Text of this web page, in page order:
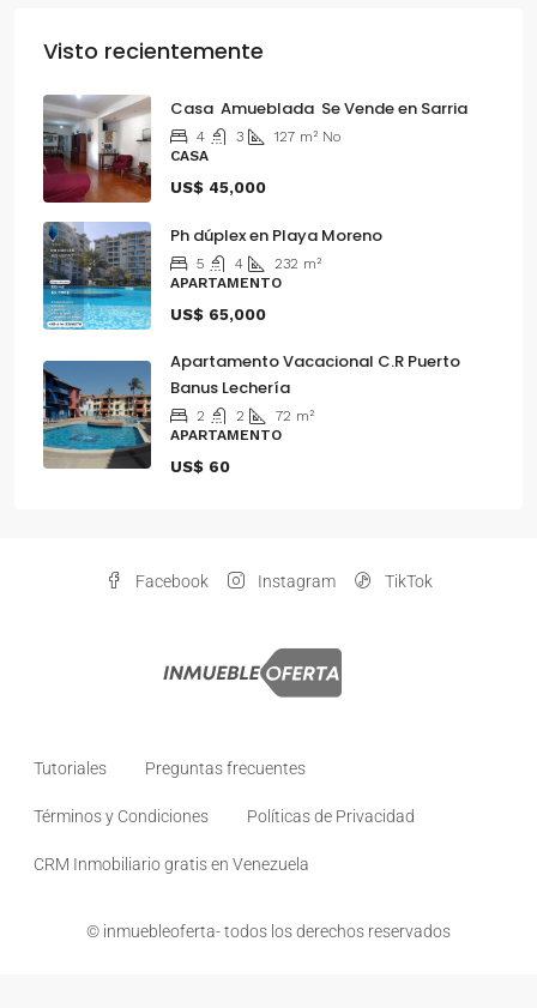
Visto recientemente
Casa Amueblada Se Vende en Sarria
4 3 127 m² No
CASA
US$ 45,000
Ph dúplex en Playa Moreno
5 4 232 m²
APARTAMENTO
US$ 65,000
Apartamento Vacacional C.R Puerto
Banus Lechería
2 2 72 m²
APARTAMENTO
US$ 60
Facebook Instagram TikTok
Tutoriales Preguntas frecuentes
Términos y Condiciones Políticas de Privacidad
CRM Inmobiliario gratis en Venezuela
© inmuebleoferta- todos los derechos reservados